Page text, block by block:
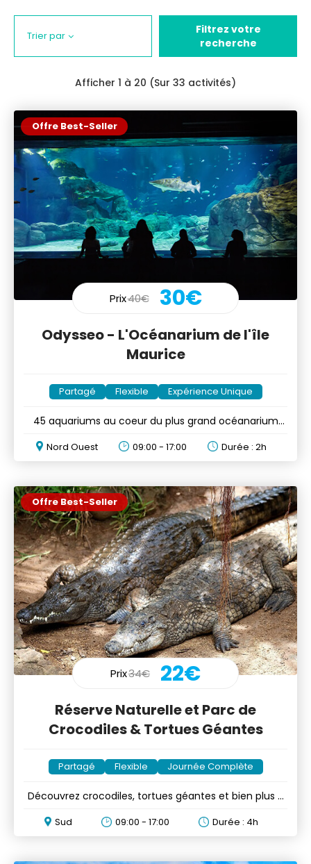
Trier par
Filtrez votre
recherche
Afficher 1 à 20 (Sur 33 activités)
Offre Best-Seller
Prix40€ 30€
Odysseo - L'Océanarium de l'île
Maurice
Partagé Flexible Expérience Unique
45 aquariums au coeur du plus grand océanarium
Nord Ouest 09:00 - 17:00 Durée : 2h
Offre Best-Seller
Prix34€ 22€
Réserve Naturelle et Parc de
Crocodiles & Tortues Géantes
Partagé Flexible Journée Complète
Découvrez crocodiles, tortues géantes et bien plus à
Sud 09:00 - 17:00 Durée : 4h